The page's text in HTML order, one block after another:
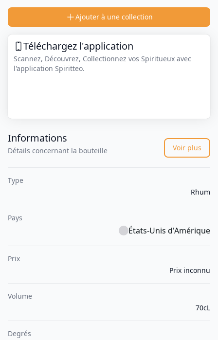
Ajouter à une collection
Téléchargez l'application
Scannez, Découvrez, Collectionnez vos Spiritueux avec
l'application Spiritteo.
Informations
Détails concernant la bouteille Voir plus
Type
Rhum
Pays
États-Unis d'Amérique
Prix
Prix inconnu
Volume
70cL
Degrés